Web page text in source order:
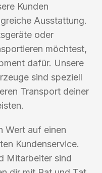
Kunden
Ausstattung.
oder
möchtest,
dafür. Unsere
sind speziell
Transport deiner
Wert auf einen
Kundenservice.
Mitarbeiter sind